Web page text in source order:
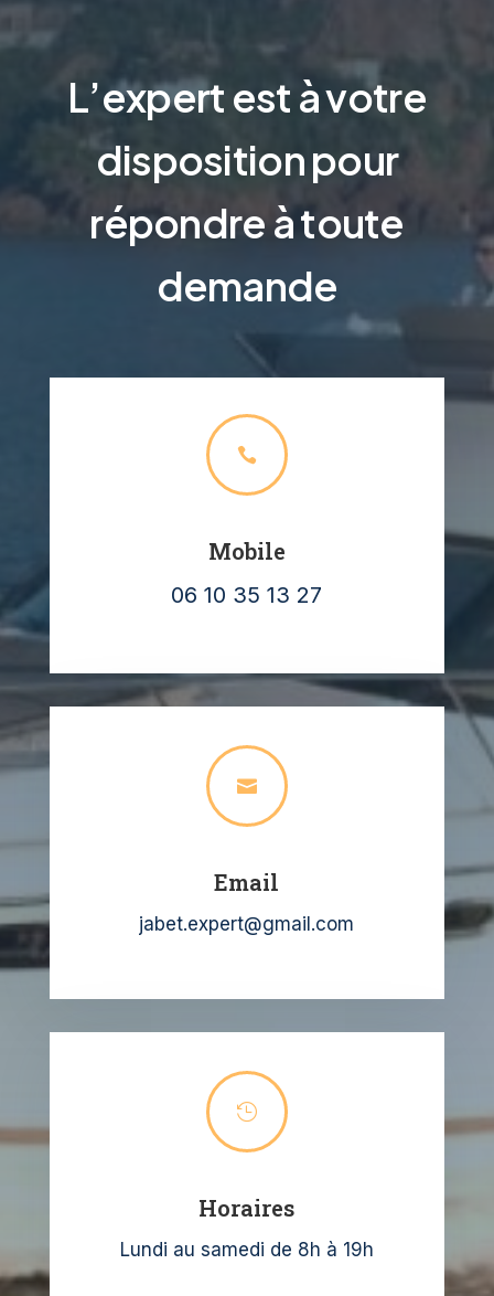
L’expert est à votre
disposition pour
répondre à toute
demande

Mobile
06 10 35 13 27

Email
jabet.expert@gmail.com

Horaires
Lundi au samedi de 8h à 19h